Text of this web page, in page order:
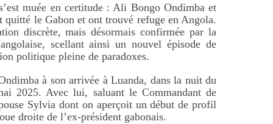
muée en certitude : Ali Bongo Ondimba et
quitté le Gabon et ont trouvé refuge en Angola.
discrète, mais désormais confirmée par la
scellant ainsi un nouvel épisode de
politique pleine de paradoxes.
à son arrivée à Luanda, dans la nuit du
2025. Avec lui, saluant le Commandant de
Sylvia dont on aperçoit un début de profil
droite de l’ex-président gabonais.